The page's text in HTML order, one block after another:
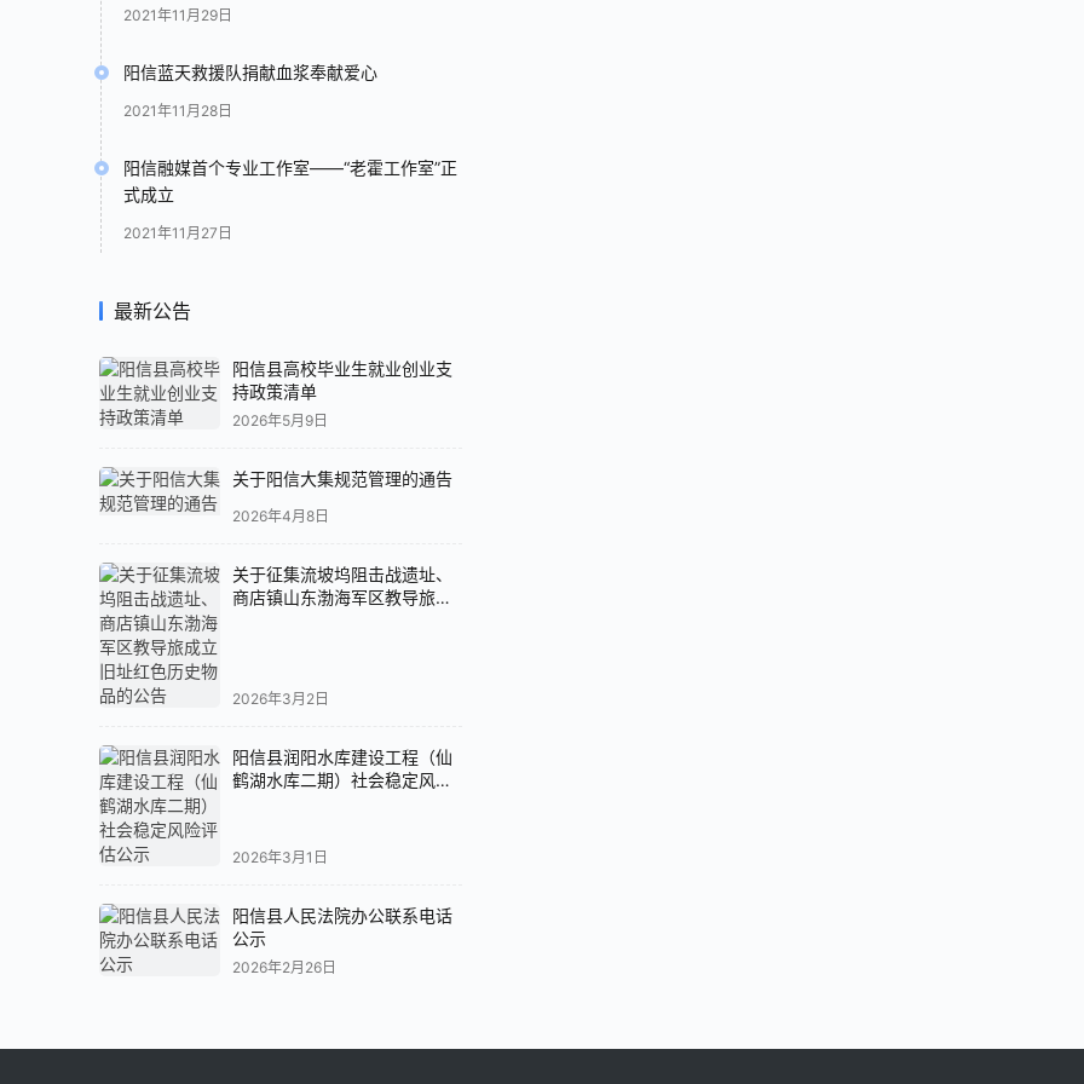
2021年11月29日
阳信蓝天救援队捐献血浆奉献爱心
2021年11月28日
阳信融媒首个专业工作室——“老霍工作室”正
式成立
2021年11月27日
最新公告
阳信县高校毕业生就业创业支
持政策清单
2026年5月9日
关于阳信大集规范管理的通告
2026年4月8日
关于征集流坡坞阻击战遗址、
商店镇山东渤海军区教导旅成
2026年3月2日
阳信县润阳水库建设工程（仙
鹤湖水库二期）社会稳定风险
2026年3月1日
阳信县人民法院办公联系电话
公示
2026年2月26日